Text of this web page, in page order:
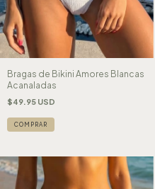
Bragas de Bikini Amores Blancas
Acanaladas
$49.95 USD
COMPRAR